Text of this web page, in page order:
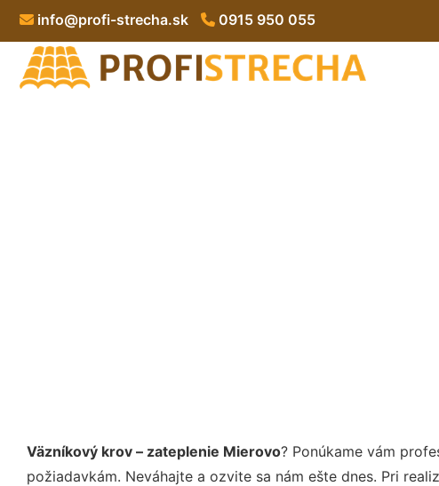
info@profi-strecha.sk 0915 950 055
Väzníkový krov – zateplenie Mierovo? Ponúkame vám
požiadavkám. Neváhajte a ozvite sa nám ešte dnes. Pri